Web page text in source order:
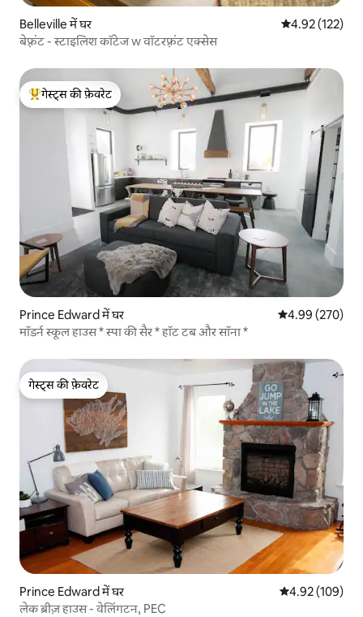
Belleville में घर औसत रेटिंग 5 में से
4.92 (122)
बेफ़्रंट - स्टाइलिश कॉटेज w वॉटरफ़्रंट एक्सेस
गेस्ट्स का टॉप फ़ेवरेट
गेस्ट्स की फ़ेवरेट
Prince Edward में घर औसत रेटिंग 5 में से
4.99 (270)
मॉडर्न स्कूल हाउस * स्पा की सैर * हॉट टब और सॉना *
गेस्ट्स की फ़ेवरेट
गेस्ट्स की फ़ेवरेट
Prince Edward में घर औसत रेटिंग 5 में से
4.92 (109)
लेक ब्रीज़ हाउस - वेलिंगटन, PEC